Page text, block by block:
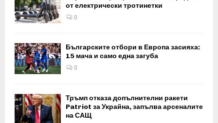
от електрически тротинетки
0
Българските отбори в Европа засияха:
15 мача и само една загуба
0
Тръмп отказа допълнителни ракети
Patriot за Украйна, запълва арсеналите
на САЩ